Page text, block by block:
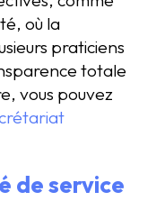
où la
praticiens
totale
vous pouvez
de service